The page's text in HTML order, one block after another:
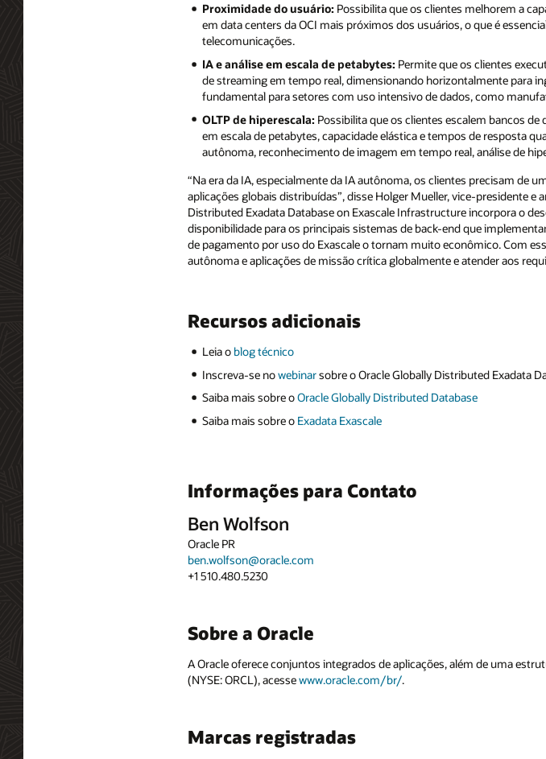
Proximidade do usuário: Possibilita que os clientes melhorem a
em data centers da OCI mais próximos dos usuários, o que é
telecomunicações.
IA e análise em escala de petabytes: Permite que os clientes
de streaming em tempo real, dimensionando horizontalmente para
fundamental para setores com uso intensivo de dados, como
OLTP de hiperescala: Possibilita que os clientes escalem bancos
em escala de petabytes, capacidade elástica e tempos de resposta
autônoma, reconhecimento de imagem em tempo real, análise de
“Na era da IA, especialmente da IA autônoma, os clientes precisam de
aplicações globais distribuídas”, disse Holger Mueller, vice-presidente e
Distributed Exadata Database on Exascale Infrastructure incorpora o
disponibilidade para os principais sistemas de back-end que
de pagamento por uso do Exascale o tornam muito econômico. Com
autônoma e aplicações de missão crítica globalmente e atender aos
Recursos adicionais
Leia o blog técnico
Inscreva-se nowebinarsobre o Oracle Globally Distributed Exadata
Saiba mais sobre oOracle Globally Distributed Database
Saiba mais sobre o Exadata Exascale
Informações para Contato
Ben Wolfson
Oracle PR
ben.wolfson@oracle.com
+1 510.480.5230
Sobre a Oracle
A Oracle oferece conjuntos integrados de aplicações, além de uma
(NYSE: ORCL), acessewww.oracle.com/br/.
Marcas registradas